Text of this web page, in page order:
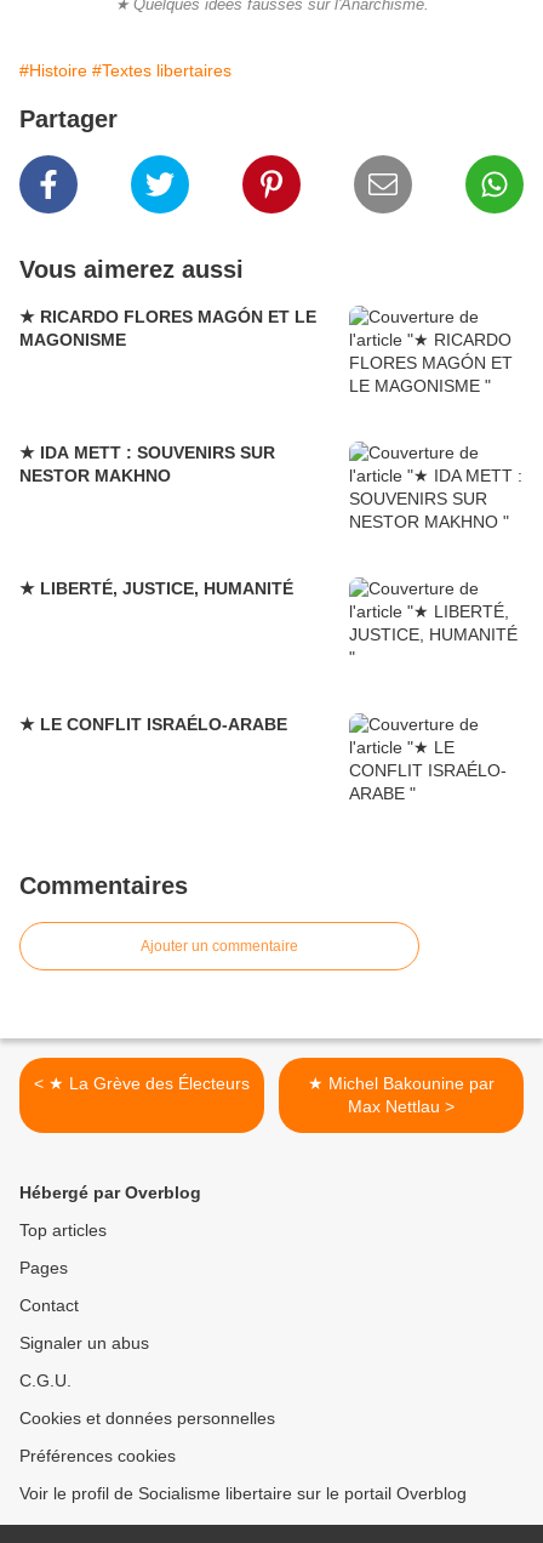
★ Quelques idées fausses sur l'Anarchisme.
#Histoire #Textes libertaires
Partager
Vous aimerez aussi
★ RICARDO FLORES MAGÓN ET LE
MAGONISME
★ IDA METT : SOUVENIRS SUR
NESTOR MAKHNO
★ LIBERTÉ, JUSTICE, HUMANITÉ
★ LE CONFLIT ISRAÉLO-ARABE
Commentaires
Ajouter un commentaire
< ★ La Grève des Électeurs
★ Michel Bakounine par
Max Nettlau >
Hébergé par Overblog
Top articles
Pages
Contact
Signaler un abus
C.G.U.
Cookies et données personnelles
Préférences cookies
Voir le profil de Socialisme libertaire sur le portail Overblog